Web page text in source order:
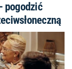
pogodzić